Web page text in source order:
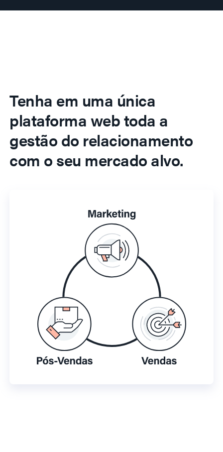
Tenha em uma única
plataforma web toda a
gestão do relacionamento
com o seu mercado alvo.